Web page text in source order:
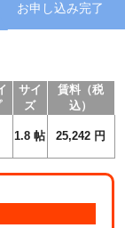
お申し込み完了
サイ
ズ
賃料（税
込）
1.8帖 25,242 円